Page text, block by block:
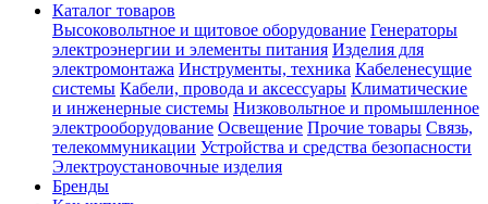
Каталог товаров
Высоковольтное и щитовое оборудование Генераторы
электроэнергии и элементы питания Изделия для
электромонтажа Инструменты, техника Кабеленесущие
системы Кабели, провода и аксессуары Климатические
и инженерные системы Низковольтное и промышленное
электрооборудование Освещение Прочие товары Связь,
телекоммуникации Устройства и средства безопасности
Электроустановочные изделия
Бренды